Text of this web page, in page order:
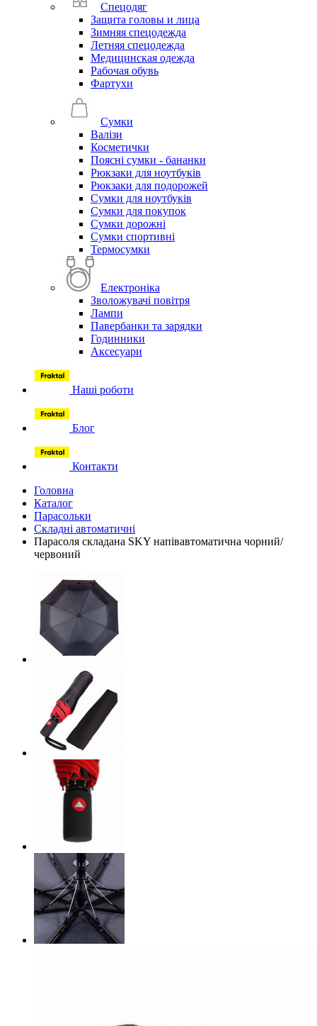
Спецодяг
Защита головы и лица
Зимняя спецодежда
Летняя спецодежда
Медицинская одежда
Рабочая обувь
Фартухи
Сумки
Валізи
Косметички
Поясні сумки - бананки
Рюкзаки для ноутбуків
Рюкзаки для подорожей
Сумки для ноутбуків
Сумки для покупок
Сумки дорожні
Сумки спортивні
Термосумки
Електроніка
Зволожувачі повітря
Лампи
Павербанки та зарядки
Годинники
Аксесуари
Наші роботи
Блог
Контакти
Головна
Каталог
Парасольки
Складні автоматичні
Парасоля складана SKY напівавтоматична чорний/
червоний